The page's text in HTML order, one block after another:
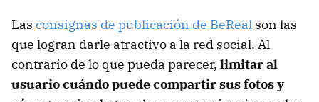
Las consignas de publicación de BeReal son las
que logran darle atractivo a la red social. Al
contrario de lo que pueda parecer, limitar al
usuario cuándo puede compartir sus fotos y